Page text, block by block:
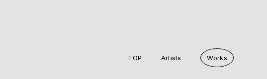
TOP Artists Works